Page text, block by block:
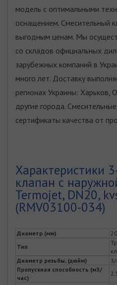
модель с оптимальными
оснащением. Смесительный
выгодным ценам. Мы
со складов официальных
зарубежных компаний в
много лет. Доставку
регионах Украины: Харьков,
другие города.
сертификаты качества от
Характеристики
клапан с
Termojet, DN20,
(RMV03100-034)
Диаметр (мм)
20
Тип
Диаметр резьбы, (дюйм)
3/
Пропускная способность (м3/
час)